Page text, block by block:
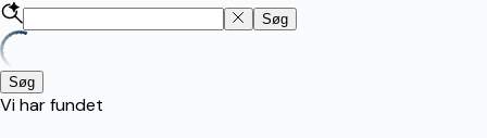
Søg
Søg
Vi har fundet